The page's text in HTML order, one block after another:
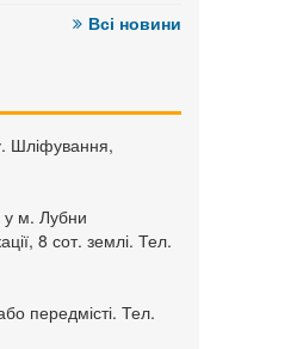
Всі новини
Шліфування,
м. Лубни
8 сот. землі. Тел.
передмісті. Тел.